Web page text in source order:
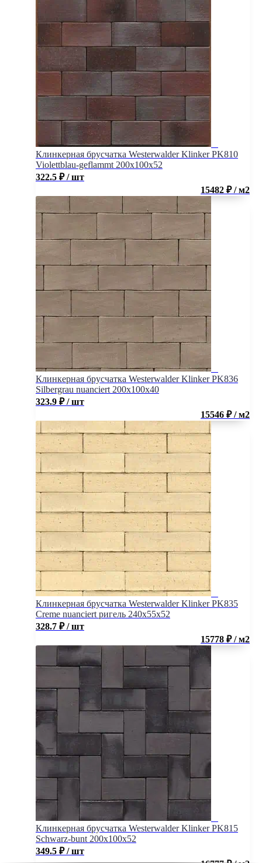
Клинкерная брусчатка Westerwalder Klinker PK810
Violettblau-geflammt 200x100x52
322.5 ₽ / шт
15482 ₽ / м2
Клинкерная брусчатка Westerwalder Klinker PK836
Silbergrau nuanciert 200x100x40
323.9 ₽ / шт
15546 ₽ / м2
Клинкерная брусчатка Westerwalder Klinker PK835
Creme nuanciert ригель 240x55x52
328.7 ₽ / шт
15778 ₽ / м2
Клинкерная брусчатка Westerwalder Klinker PK815
Schwarz-bunt 200x100x52
349.5 ₽ / шт